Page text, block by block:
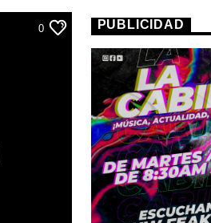
0 PUBLICIDAD